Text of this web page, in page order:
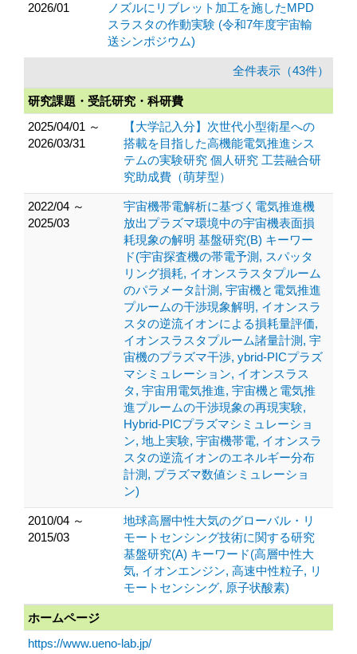
2026/01
ノズルにリブレット加工を施したMPD
スラスタの作動実験 (令和7年度宇宙輸
送シンポジウム)
全件表示（43件）
研究課題・受託研究・科研費
2025/04/01 ～
2026/03/31
【大学記入分】次世代小型衛星への
搭載を目指した高機能電気推進シス
テムの実験研究 個人研究 工芸融合研
究助成費（萌芽型）
2022/04 ～
2025/03
宇宙機帯電解析に基づく電気推進機
放出プラズマ環境中の宇宙機表面損
耗現象の解明 基盤研究(B) キーワー
ド(宇宙探査機の帯電予測, スパッタ
リング損耗, イオンスラスタプルーム
のパラメータ計測, 宇宙機と電気推進
プルームの干渉現象解明, イオンスラ
スタの逆流イオンによる損耗量評価,
イオンスラスタプルーム諸量計測, 宇
宙機のプラズマ干渉, ybrid-PICプラズ
マシミュレーション, イオンスラス
タ, 宇宙用電気推進, 宇宙機と電気推
進プルームの干渉現象の再現実験,
Hybrid-PICプラズマシミュレーショ
ン, 地上実験, 宇宙機帯電, イオンスラ
スタの逆流イオンのエネルギー分布
計測, プラズマ数値シミュレーショ
ン)
2010/04 ～
2015/03
地球高層中性大気のグローバル・リ
モートセンシング技術に関する研究
基盤研究(A) キーワード(高層中性大
気, イオンエンジン, 高速中性粒子, リ
モートセンシング, 原子状酸素)
ホームページ
https://www.ueno-lab.jp/